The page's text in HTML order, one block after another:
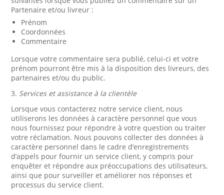
Partenaire et/ou livreur :
Prénom
Coordonnées
Commentaire
Lorsque votre commentaire sera publié, celui-ci et votre
prénom pourront être mis à la disposition des livreurs, des
partenaires et/ou du public.
3. Services et assistance à la clientèle
Lorsque vous contacterez notre service client, nous
utiliserons les données à caractère personnel que vous
nous fournissez pour répondre à votre question ou traiter
votre réclamation. Nous pouvons collecter des données à
caractère personnel dans le cadre d’enregistrements
d’appels pour fournir un service client, y compris pour
enquêter et répondre aux préoccupations des utilisateurs,
ainsi que pour surveiller et améliorer nos réponses et
processus du service client.